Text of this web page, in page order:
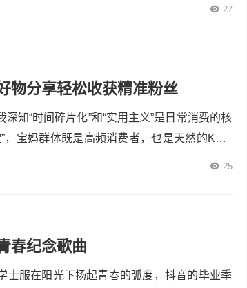
27
物分享轻松收获精准粉丝
知“时间碎片化”和“实用主义”是日常消费的核
宝妈群体既是高频消费者，也是天然的KOC
25
春纪念歌曲
士服在阳光下扬起青春的弧度，抖音的毕业季